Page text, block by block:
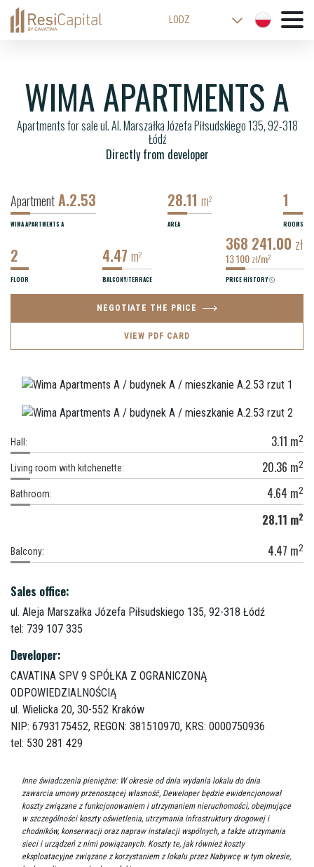
LODZ
WROCLAW
CRACOW
BIELSKO-BIALA
WIMA APARTMENTS A
Apartments for sale ul. Al. Marszałka Józefa Piłsudskiego 135, 92-318
Łódź
Directly from developer
WIMA APARTMENTS A
ApartmentA.2.53
AREA
28.11 m2
ROOMS
1
FLOOR
2
BALCONY/TERRACE
4.47 m2
PRICE HISTORY
368 241.00 zł
13 100 zł/m2
NEGOTIATE THE PRICE
VIEW PDF CARD
Hall: 3.11 m2
Living room with kitchenette: 20.36 m2
Bathroom: 4.64 m2
28.11 m2
Balcony: 4.47 m2
Sales office:
ul. Aleja Marszałka Józefa Piłsudskiego 135, 92-318 Łódź
tel: 739 107 335
Developer:
CAVATINA SPV 9 SPÓŁKA Z OGRANICZONĄ
ODPOWIEDZIALNOŚCIĄ
ul. Wielicka 20, 30-552 Kraków
NIP: 6793175452, REGON: 381510970, KRS: 0000750936
tel: 530 281 429
Inne świadczenia pieniężne: W okresie od dnia wydania lokalu do dnia
zawarcia umowy przenoszącej własność, Deweloper będzie ewidencjonował
koszty związane z funkcjonowaniem i utrzymaniem nieruchomości, obejmujące
w szczególności koszty oświetlenia, utrzymania infrastruktury drogowej i
chodników, konserwacji oraz napraw instalacji wspólnych, a także utrzymania
sieci i urządzeń z nimi powiązanych. Koszty te, jak również koszty
eksploatacyjne związane z korzystaniem z lokalu przez Nabywcę w tym okresie,